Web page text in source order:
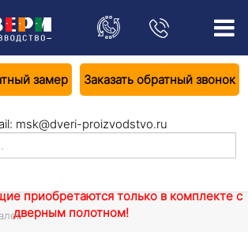
замер Заказать обратный звонок
msk@dveri-proizvodstvo.ru
приобретаются только в комплекте с
дверным полотном!